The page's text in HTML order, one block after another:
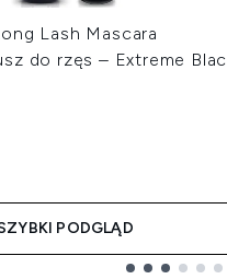
Lash Mascara
do rzęs – Extreme
PODGLĄD